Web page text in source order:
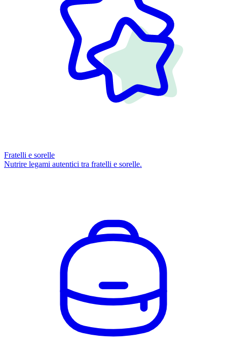
Fratelli e sorelle
Nutrire legami autentici tra fratelli e sorelle.